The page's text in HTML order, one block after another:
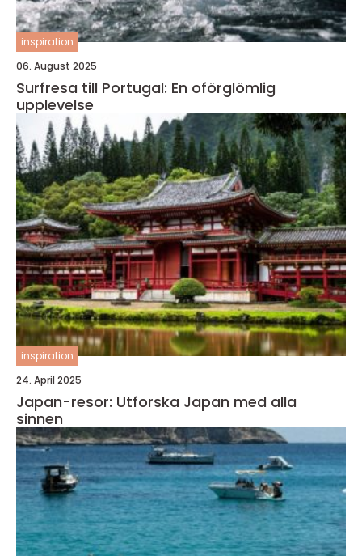
inspiration
06. August 2025
Surfresa till Portugal: En oförglömlig
upplevelse
inspiration
24. April 2025
Japan-resor: Utforska Japan med alla
sinnen